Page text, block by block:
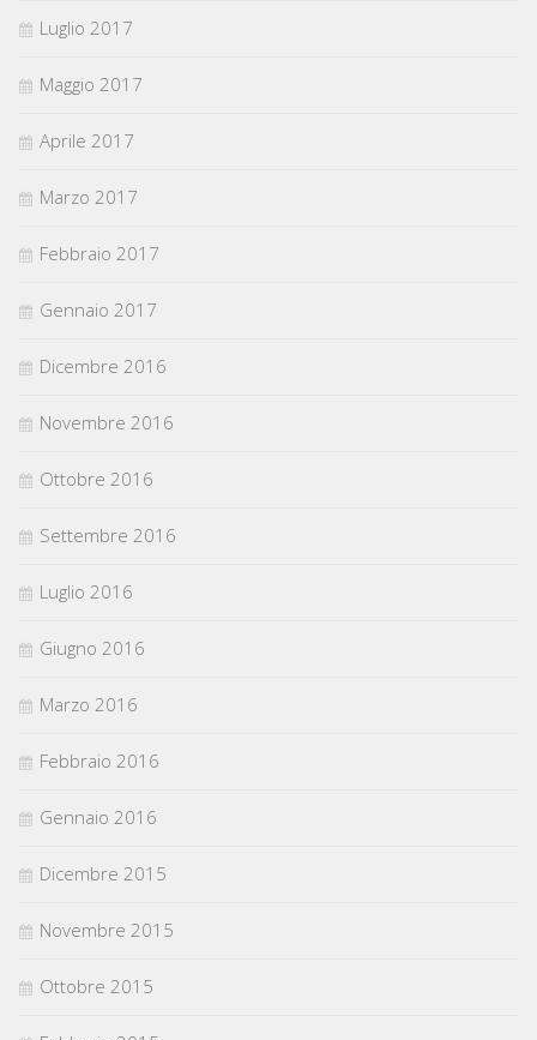
Luglio 2017
Maggio 2017
Aprile 2017
Marzo 2017
Febbraio 2017
Gennaio 2017
Dicembre 2016
Novembre 2016
Ottobre 2016
Settembre 2016
Luglio 2016
Giugno 2016
Marzo 2016
Febbraio 2016
Gennaio 2016
Dicembre 2015
Novembre 2015
Ottobre 2015